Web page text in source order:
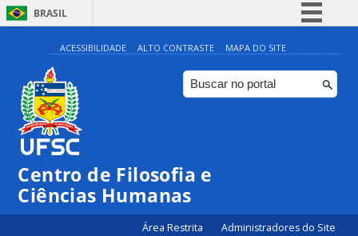
BRASIL
Simplifique!
Comunica BR
Participe
ACESSIBILIDADE ALTO CONTRASTE MAPA DO SITE
Centro de Filosofia e
Ciências Humanas
Área Restrita Administradores do Site